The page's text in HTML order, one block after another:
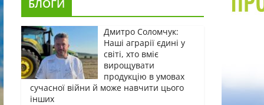
БЛОГИ
Дмитро Соломчук:
Наші аграрії єдині у
світі, хто вміє
вирощувати
продукцію в умовах
сучасної війни й може навчити цього
інших